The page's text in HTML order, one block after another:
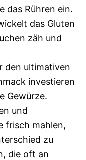
das Rühren ein.
das Gluten
zäh und
den ultimativen
investieren
Gewürze.
und
frisch mahlen,
zu
die oft an